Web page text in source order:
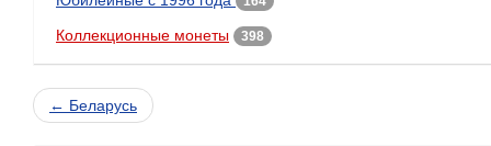
Коллекционные монеты 398
← Беларусь